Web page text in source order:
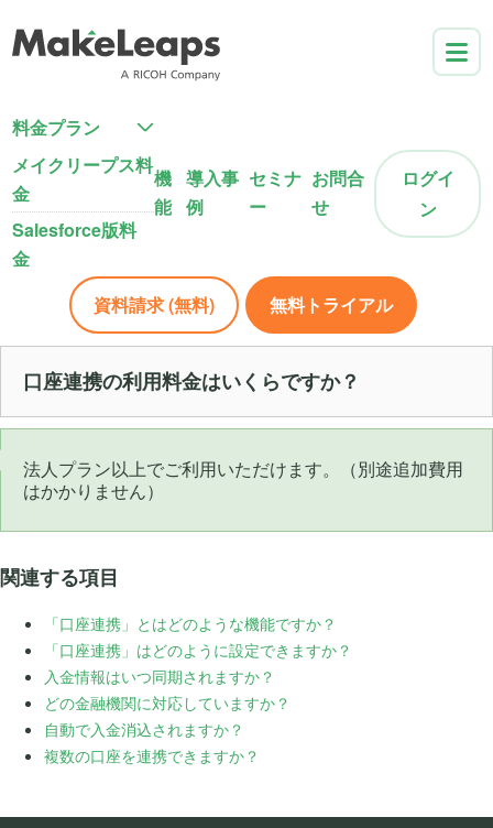
料金プラン
メイクリープス料
金
Salesforce版料
金
機
能
導入事
例
セミナ
ー
お問合
せ
ログイ
ン
資料請求 (無料) 無料トライアル
口座連携の利用料金はいくらですか？
法人プラン以上でご利用いただけます。（別途追加費用
はかかりません）
関連する項目
「口座連携」とはどのような機能ですか？
「口座連携」はどのように設定できますか？
入金情報はいつ同期されますか？
どの金融機関に対応していますか？
自動で入金消込されますか？
複数の口座を連携できますか？